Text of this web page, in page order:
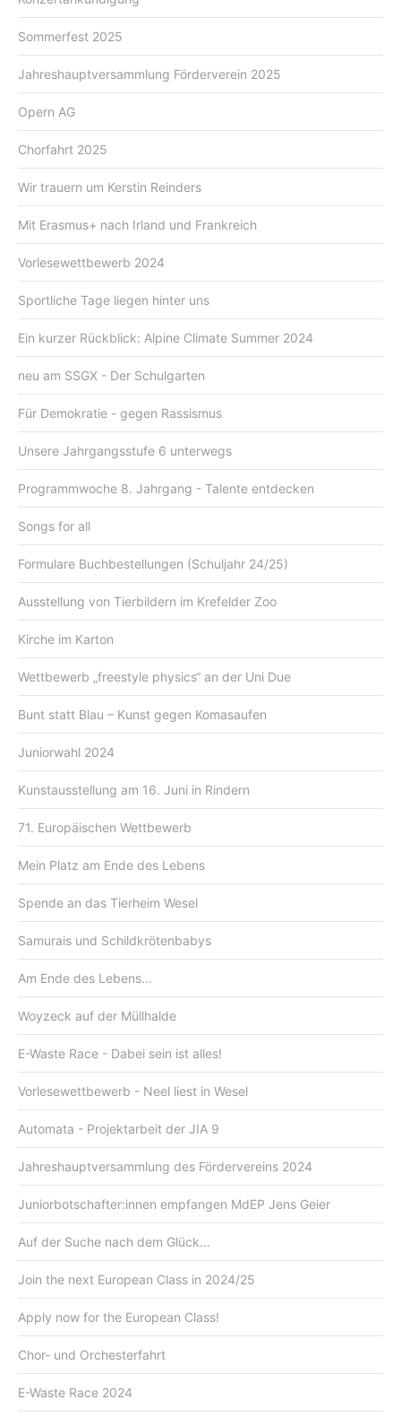
Sommerfest 2025
Jahreshauptversammlung Förderverein 2025
Opern AG
Chorfahrt 2025
Wir trauern um Kerstin Reinders
Mit Erasmus+ nach Irland und Frankreich
Vorlesewettbewerb 2024
Sportliche Tage liegen hinter uns
Ein kurzer Rückblick: Alpine Climate Summer 2024
neu am SSGX - Der Schulgarten
Für Demokratie - gegen Rassismus
Unsere Jahrgangsstufe 6 unterwegs
Programmwoche 8. Jahrgang - Talente entdecken
Songs for all
Formulare Buchbestellungen (Schuljahr 24/25)
Ausstellung von Tierbildern im Krefelder Zoo
Kirche im Karton
Wettbewerb „freestyle physics“ an der Uni Due
Bunt statt Blau – Kunst gegen Komasaufen
Juniorwahl 2024
Kunstausstellung am 16. Juni in Rindern
71. Europäischen Wettbewerb
Mein Platz am Ende des Lebens
Spende an das Tierheim Wesel
Samurais und Schildkrötenbabys
Am Ende des Lebens...
Woyzeck auf der Müllhalde
E-Waste Race - Dabei sein ist alles!
Vorlesewettbewerb - Neel liest in Wesel
Automata - Projektarbeit der JIA 9
Jahreshauptversammlung des Fördervereins 2024
Juniorbotschafter:innen empfangen MdEP Jens Geier
Auf der Suche nach dem Glück...
Join the next European Class in 2024/25
Apply now for the European Class!
Chor- und Orchesterfahrt
E-Waste Race 2024